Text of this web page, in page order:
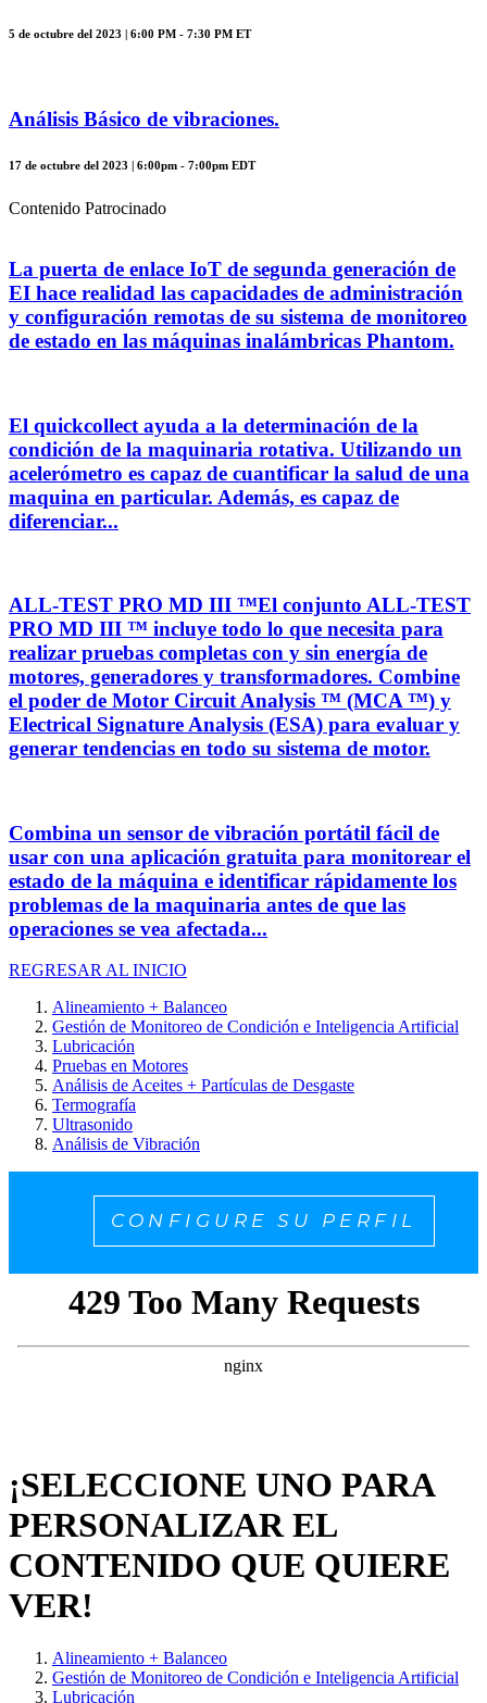
5 de octubre del 2023 | 6:00 PM - 7:30 PM ET
Análisis Básico de vibraciones.
17 de octubre del 2023 | 6:00pm - 7:00pm EDT
Contenido Patrocinado
La puerta de enlace IoT de segunda generación de
EI hace realidad las capacidades de administración
y configuración remotas de su sistema de monitoreo
de estado en las máquinas inalámbricas Phantom.
El quickcollect ayuda a la determinación de la
condición de la maquinaria rotativa. Utilizando un
acelerómetro es capaz de cuantificar la salud de una
maquina en particular. Además, es capaz de
diferenciar...
ALL-TEST PRO MD III ™El conjunto ALL-TEST
PRO MD III ™ incluye todo lo que necesita para
realizar pruebas completas con y sin energía de
motores, generadores y transformadores. Combine
el poder de Motor Circuit Analysis ™ (MCA ™) y
Electrical Signature Analysis (ESA) para evaluar y
generar tendencias en todo su sistema de motor.
Combina un sensor de vibración portátil fácil de
usar con una aplicación gratuita para monitorear el
estado de la máquina e identificar rápidamente los
problemas de la maquinaria antes de que las
operaciones se vea afectada...
REGRESAR AL INICIO
Alineamiento + Balanceo
Gestión de Monitoreo de Condición e Inteligencia Artificial
Lubricación
Pruebas en Motores
Análisis de Aceites + Partículas de Desgaste
Termografía
Ultrasonido
Análisis de Vibración
CONFIGURE SU PERFIL
¡SELECCIONE UNO PARA
PERSONALIZAR EL
CONTENIDO QUE QUIERE
VER!
Alineamiento + Balanceo
Gestión de Monitoreo de Condición e Inteligencia Artificial
Lubricación